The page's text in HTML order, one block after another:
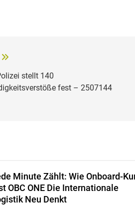
stellt 140
fest – 2507144
Minute Zählt: Wie Onboard-
OBC ONE Die Internationale
Neu Denkt